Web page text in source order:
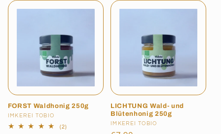
FORST Waldhonig 250g
Anbieter:
IMKEREI TOBIO
(2)2
LICHTUNG Wald- und
Blütenhonig 250g
Anbieter:
IMKEREI TOBIO